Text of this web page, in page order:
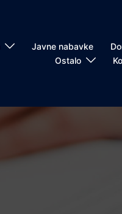
Javne nabavke
Ostalo